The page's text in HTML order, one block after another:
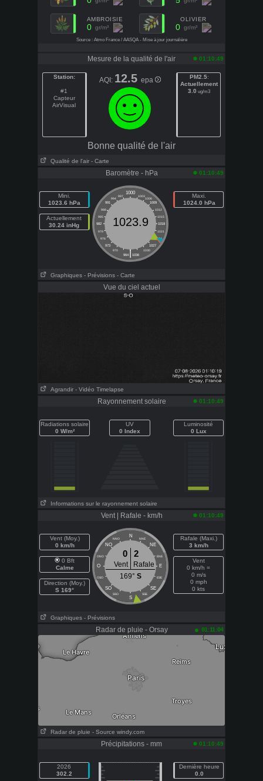
AMBROISIE
0 gr/m³
OLIVIER
0 gr/m³
Source : Atmo France / AASQA - Mise à jour journalière
Mesure de la qualité de l'air 01:10:49
Station:
#1
Capteur
AirVisual
AQI: 12.5 epa PM2.5:
Actuellement
3.0 ug/m3
Bonne qualité de l'air
Qualité de l'air - Carte
Baromètre - hPa 01:10:49
Mini.
1023.6 hPa
Actuellement
30.24 inHg
1000
997 1003
994
1006
991
1009
988
1012
985
1015
982
1018
979
1021
976
1024
973
1027
970
1030
|
964 1036
1023.9
Maxi.
1024.0 hPa
Graphiques - Prévisions - Carte
Vue du ciel actuel
Agrandir - Vidéo Timelapse
Rayonnement solaire 01:10:49
Radiations solaire
0 W/m²
UV
0 Index
Luminosité
0 Lux
Informations sur le rayonnement solaire
Vent | Rafale - km/h 01:10:49
Vent (Moy.)
0 km/h
0 Bft
Calme
Direction (Moy.)
S 169°
N
NNO NNE
NO NE
ONO ENE
O E
OSO ESE
SO SE
SSO SSE
S
0 2
Vent
Rafale
169° S
Rafale (Maxi.)
3 km/h
Vent
0 km/h =
0 m/s
0 mph
0 kts
Graphiques - Prévisions
Radar de pluie - Orsay 01:11:04
Radar de pluie - Source windy.com
Précipitations - mm 01:10:49
2026
302.2
Dernière heure
0.0